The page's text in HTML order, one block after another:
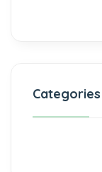
Categories